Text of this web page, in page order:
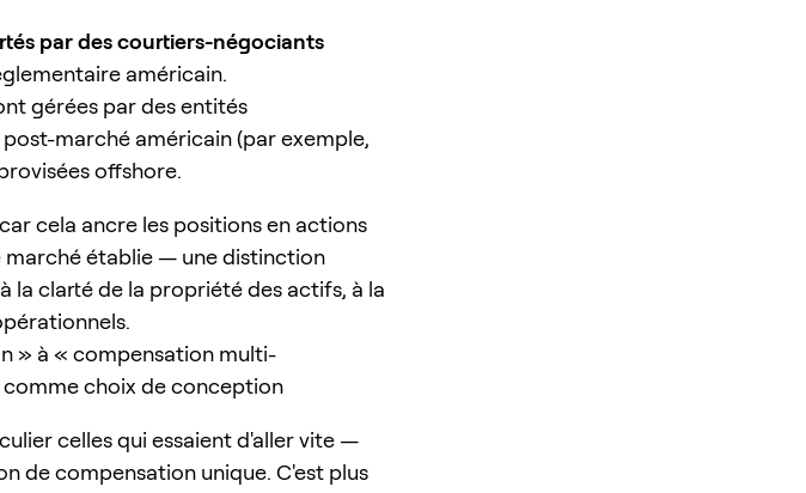
par des courtiers-négociants
américain.
gérées par des entités
marché américain (par exemple,
offshore.
cela ancre les positions en actions
marché établie — une distinction
la clarté de la propriété des actifs, à la
» à « compensation multi-
comme choix de conception
celles qui essaient d'aller vite —
de compensation unique. C'est plus